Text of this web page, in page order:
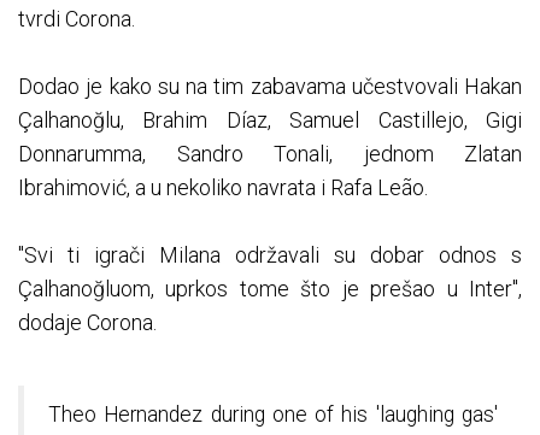
tvrdi Corona.
Dodao je kako su na tim zabavama učestvovali Hakan
Çalhanoğlu, Brahim Díaz, Samuel Castillejo, Gigi
Donnarumma, Sandro Tonali, jednom Zlatan
Ibrahimović, a u nekoliko navrata i Rafa Leão.
"Svi ti igrači Milana održavali su dobar odnos s
Çalhanoğluom, uprkos tome što je prešao u Inter",
dodaje Corona.
Theo Hernandez during one of his 'laughing gas'